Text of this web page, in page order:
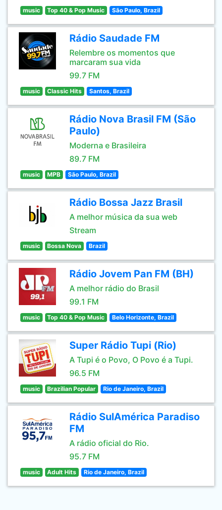
music Top 40 & Pop Music São Paulo, Brazil
Rádio Saudade FM
Relembre os momentos que
marcaram sua vida
99.7 FM
music Classic Hits Santos, Brazil
Rádio Nova Brasil FM (São
Paulo)
Moderna e Brasileira
89.7 FM
music MPB São Paulo, Brazil
Rádio Bossa Jazz Brasil
A melhor música da sua web
Stream
music Bossa Nova Brazil
Rádio Jovem Pan FM (BH)
A melhor rádio do Brasil
99.1 FM
music Top 40 & Pop Music Belo Horizonte, Brazil
Super Rádio Tupi (Rio)
A Tupi é o Povo, O Povo é a Tupi.
96.5 FM
music Brazilian Popular Rio de Janeiro, Brazil
Rádio SulAmérica Paradiso
FM
A rádio oficial do Rio.
95.7 FM
music Adult Hits Rio de Janeiro, Brazil